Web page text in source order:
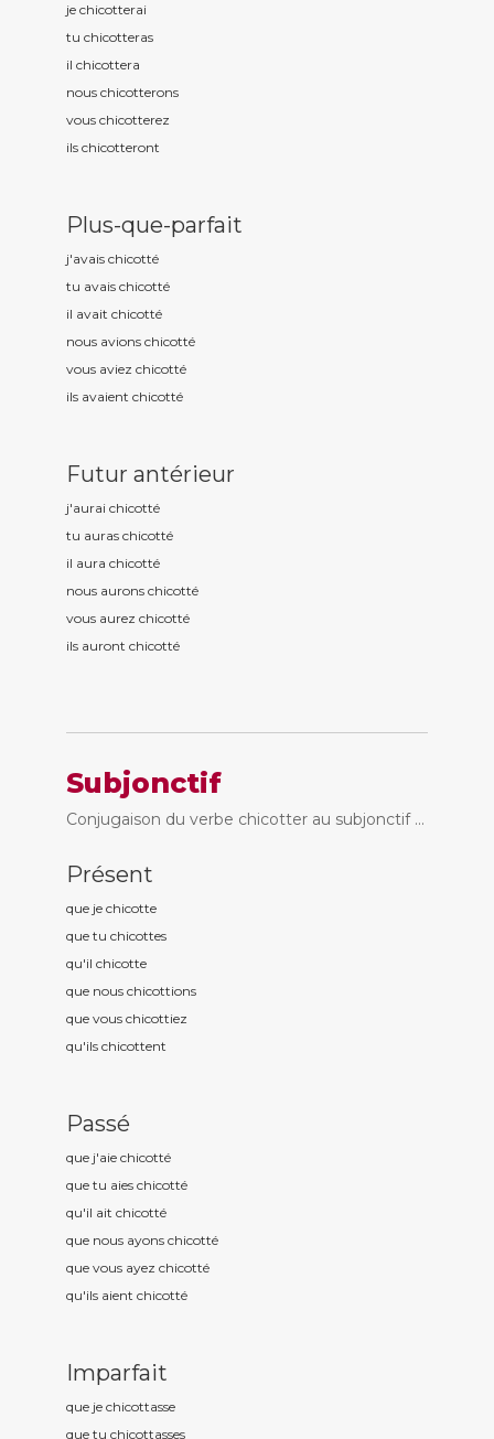
je chicotterai
tu chicotteras
il chicottera
nous chicotterons
vous chicotterez
ils chicotteront
Plus-que-parfait
j'avais chicotté
tu avais chicotté
il avait chicotté
nous avions chicotté
vous aviez chicotté
ils avaient chicotté
Futur antérieur
j'aurai chicotté
tu auras chicotté
il aura chicotté
nous aurons chicotté
vous aurez chicotté
ils auront chicotté
Subjonctif
Conjugaison du verbe chicotter au subjonctif ...
Présent
que je chicotte
que tu chicottes
qu'il chicotte
que nous chicottions
que vous chicottiez
qu'ils chicottent
Passé
que j'aie chicotté
que tu aies chicotté
qu'il ait chicotté
que nous ayons chicotté
que vous ayez chicotté
qu'ils aient chicotté
Imparfait
que je chicottasse
que tu chicottasses